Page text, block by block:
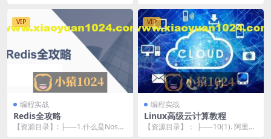
VIP
编程实战
Redis全攻略
【资源目录】: ├──1.什么是Nosql_
VIP
编程实战
Linux高级云计算教程
【资源目录】： ├──10(1). 阿里云